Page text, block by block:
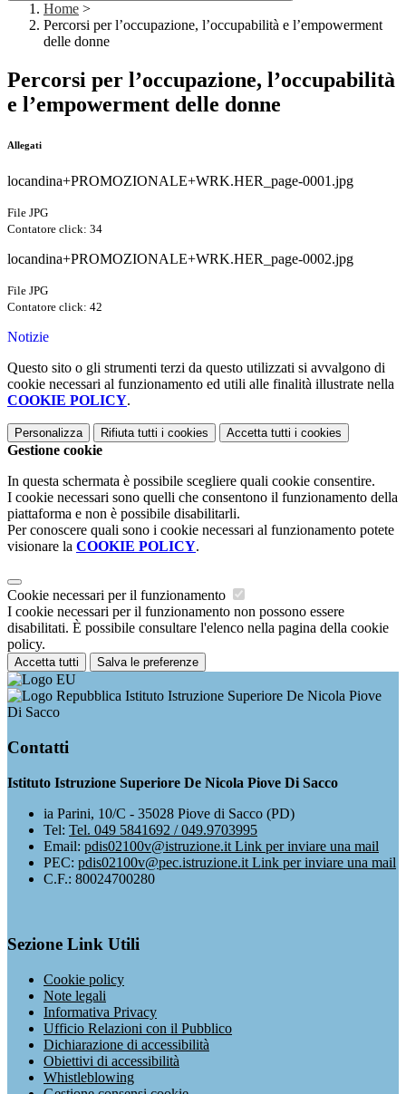
Home >
Percorsi per l’occupazione, l’occupabilità e l’empowerment
delle donne
Percorsi per l’occupazione, l’occupabilità
e l’empowerment delle donne
Allegati
locandina+PROMOZIONALE+WRK.HER_page-0001.jpg
File JPG
Contatore click: 34
locandina+PROMOZIONALE+WRK.HER_page-0002.jpg
File JPG
Contatore click: 42
Notizie
Questo sito o gli strumenti terzi da questo utilizzati si avvalgono di
cookie necessari al funzionamento ed utili alle finalità illustrate nella
COOKIE POLICY.
Personalizza Rifiuta tutti i cookies Accetta tutti i cookies
Gestione cookie
In questa schermata è possibile scegliere quali cookie consentire.
I cookie necessari sono quelli che consentono il funzionamento della
piattaforma e non è possibile disabilitarli.
Per conoscere quali sono i cookie necessari al funzionamento potete
visionare la COOKIE POLICY.
Cookie necessari per il funzionamento
I cookie necessari per il funzionamento non possono essere
disabilitati. È possibile consultare l'elenco nella pagina della cookie
policy.
Accetta tutti Salva le preferenze
Istituto Istruzione Superiore De Nicola Piove
Di Sacco
Contatti
Istituto Istruzione Superiore De Nicola Piove Di Sacco
ia Parini, 10/C - 35028 Piove di Sacco (PD)
Tel: Tel. 049 5841692 / 049.9703995
Email: pdis02100v@istruzione.it Link per inviare una mail
PEC: pdis02100v@pec.istruzione.it Link per inviare una mail
C.F.: 80024700280
Sezione Link Utili
Cookie policy
Note legali
Informativa Privacy
Ufficio Relazioni con il Pubblico
Dichiarazione di accessibilità
Obiettivi di accessibilità
Whistleblowing